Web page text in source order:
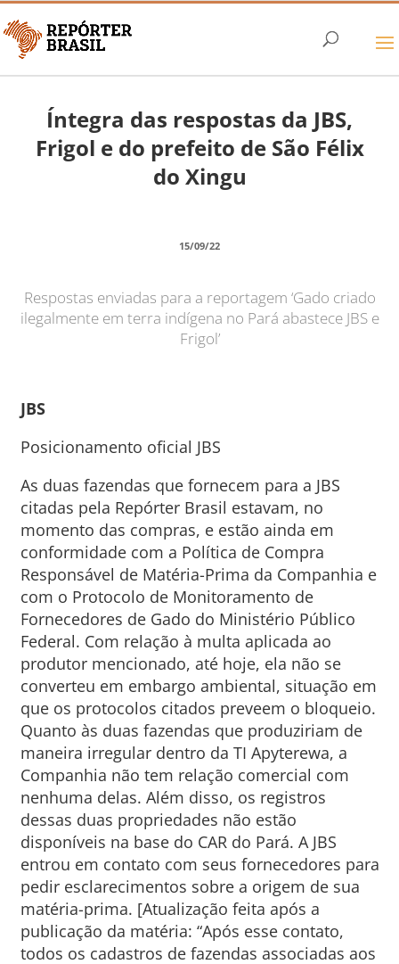
Íntegra das respostas da JBS,
Frigol e do prefeito de São Félix
do Xingu
15/09/22
Respostas enviadas para a reportagem ‘Gado criado
ilegalmente em terra indígena no Pará abastece JBS e
Frigol’
JBS
Posicionamento oficial JBS
As duas fazendas que fornecem para a JBS
citadas pela Repórter Brasil estavam, no
momento das compras, e estão ainda em
conformidade com a Política de Compra
Responsável de Matéria-Prima da Companhia e
com o Protocolo de Monitoramento de
Fornecedores de Gado do Ministério Público
Federal. Com relação à multa aplicada ao
produtor mencionado, até hoje, ela não se
converteu em embargo ambiental, situação em
que os protocolos citados preveem o bloqueio.
Quanto às duas fazendas que produziriam de
maneira irregular dentro da TI Apyterewa, a
Companhia não tem relação comercial com
nenhuma delas. Além disso, os registros
dessas duas propriedades não estão
disponíveis na base do CAR do Pará. A JBS
entrou em contato com seus fornecedores para
pedir esclarecimentos sobre a origem de sua
matéria-prima. [Atualização feita após a
publicação da matéria: “Após esse contato,
todos os cadastros de fazendas associadas aos